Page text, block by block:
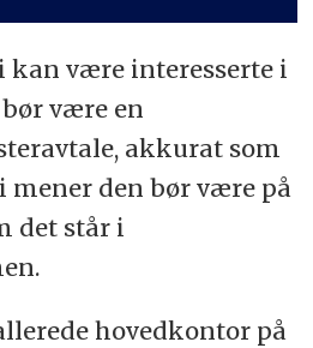
kan være interesserte i
være en
akkurat som
mener den bør være på
det står i
hovedkontor på